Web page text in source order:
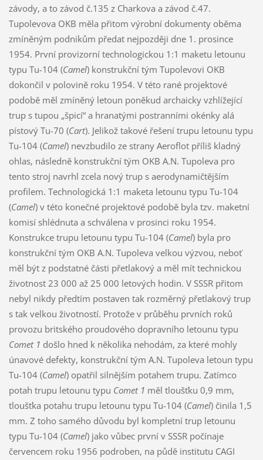
závody, a to závod č.135 z Charkova a závod č.47.
Tupolevova OKB měla přitom výrobní dokumenty oběma
zmíněným podnikům předat nejpozději dne 1. prosince
1954. První provizorní technologickou 1:1 maketu letounu
typu Tu-104 (Camel) konstrukční tým Tupolevovi OKB
dokončil v polovině roku 1954. V této rané projektové
podobě měl zmíněný letoun poněkud archaicky vzhlížející
trup s tupou „špicí“ a hranatými postranními okénky alá
pístový Tu-70 (Cart). Jelikož takové řešení trupu letounu typu
Tu-104 (Camel) nevzbudilo ze strany Aeroflot příliš kladný
ohlas, následně konstrukční tým OKB A.N. Tupoleva pro
tento stroj navrhl zcela nový trup s aerodynamičtějším
profilem. Technologická 1:1 maketa letounu typu Tu-104
(Camel) v této konečné projektové podobě byla tzv. maketní
komisí shlédnuta a schválena v prosinci roku 1954.
Konstrukce trupu letounu typu Tu-104 (Camel) byla pro
konstrukční tým OKB A.N. Tupoleva velkou výzvou, neboť
měl být z podstatné části přetlakový a měl mít technickou
životnost 23 000 až 25 000 letových hodin. V SSSR přitom
nebyl nikdy předtím postaven tak rozměrný přetlakový trup
s tak velkou životností. Protože v průběhu prvních roků
provozu britského proudového dopravního letounu typu
Comet 1 došlo hned k několika nehodám, za které mohly
únavové defekty, konstrukční tým A.N. Tupoleva letoun typu
Tu-104 (Camel) opatřil silnějším potahem trupu. Zatímco
potah trupu letounu typu Comet 1 měl tloušťku 0,9 mm,
tloušťka potahu trupu letounu typu Tu-104 (Camel) činila 1,5
mm. Z toho samého důvodu byl kompletní trup letounu
typu Tu-104 (Camel) jako vůbec první v SSSR počínaje
červencem roku 1956 podroben, na půdě institutu CAGI